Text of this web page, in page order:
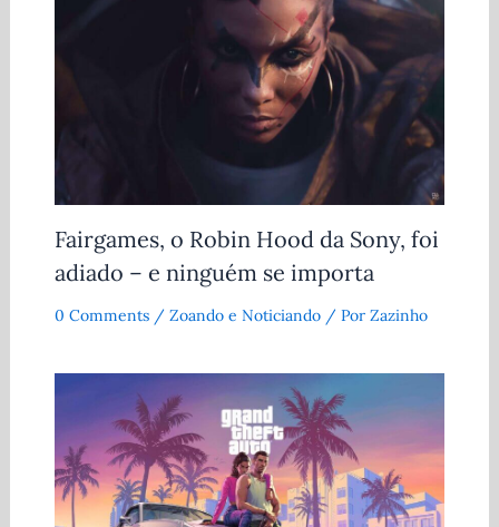
Fairgames, o Robin Hood da Sony, foi
adiado – e ninguém se importa
0 Comments / Zoando e Noticiando/ Por Zazinho